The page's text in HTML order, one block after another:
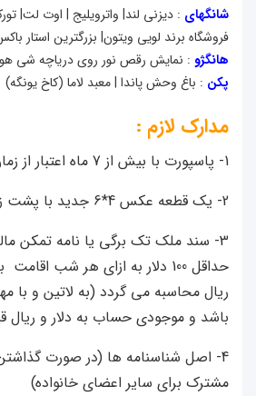
: دیزنی لند| واترويليج | اوت لت| تورکروز
برند لویی ویتون| بزرگترین استار باکس دنیا
: نمایش رقص نور روی دریاچه شی
: باغ وحش پاندا | معبد لاما (کاخ یونگه)
لازم :
سند ملک تک برگی یا نامه تمکن مالی بانک
حداقل 100 دلار به ازای هر شب اقامت به
محاسبه می گردد (به لاتین و با مهر و
و موجودی حساب به دلار و ریال قید
اصل شناسنامه ها (در صورت گذاشتن
برای سایر اعضای خانواده)